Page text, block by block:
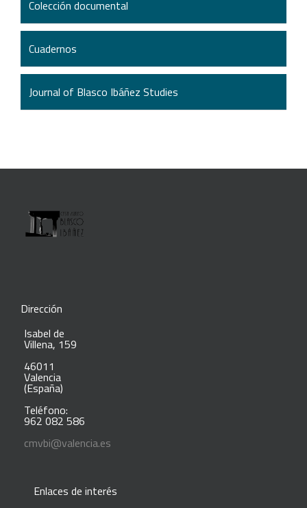
Colección documental
Cuadernos
Journal of Blasco Ibáñez Studies
Dirección
Isabel de
Villena, 159
46011
Valencia
(España)
Teléfono:
962 082 586
cmvbi@valencia.es
Enlaces de interés